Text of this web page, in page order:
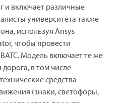
и включает различные
университета также
используя Ansys
чтобы провести
Модель включает те же
в том числе
средства
(знаки, светофоры,